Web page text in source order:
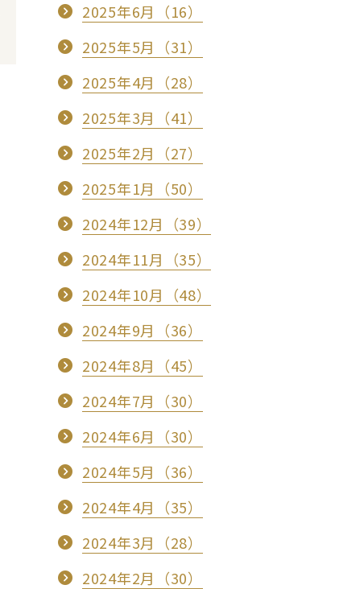
2025年6月（16）
2025年5月（31）
2025年4月（28）
2025年3月（41）
2025年2月（27）
2025年1月（50）
2024年12月（39）
2024年11月（35）
2024年10月（48）
2024年9月（36）
2024年8月（45）
2024年7月（30）
2024年6月（30）
2024年5月（36）
2024年4月（35）
2024年3月（28）
2024年2月（30）